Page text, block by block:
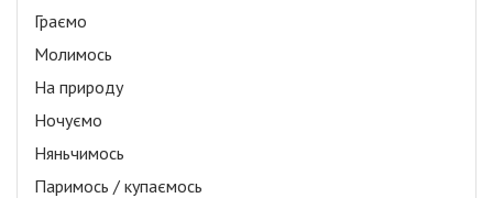
Граємо
Молимось
На природу
Ночуємо
Няньчимось
Паримось / купаємось